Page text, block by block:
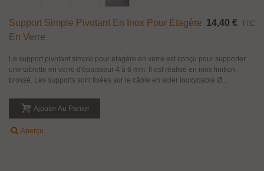
Support Simple Pivotant En Inox Pour Étagère
En Verre
14,40 € TTC
Le support pivotant simple pour étagère en verre est conçu pour supporter
une tablette en verre d'épaisseur 4 à 6 mm. Il est réalisé en inox finition
brossé. Les supports sont fixées sur le câble en acier inoxydable Ø...
Ajouter Au Panier
Aperçu